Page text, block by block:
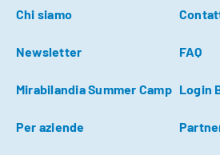
Chi siamo
Newsletter FAQ
Mirabilandia Summer Camp Login
Per aziende